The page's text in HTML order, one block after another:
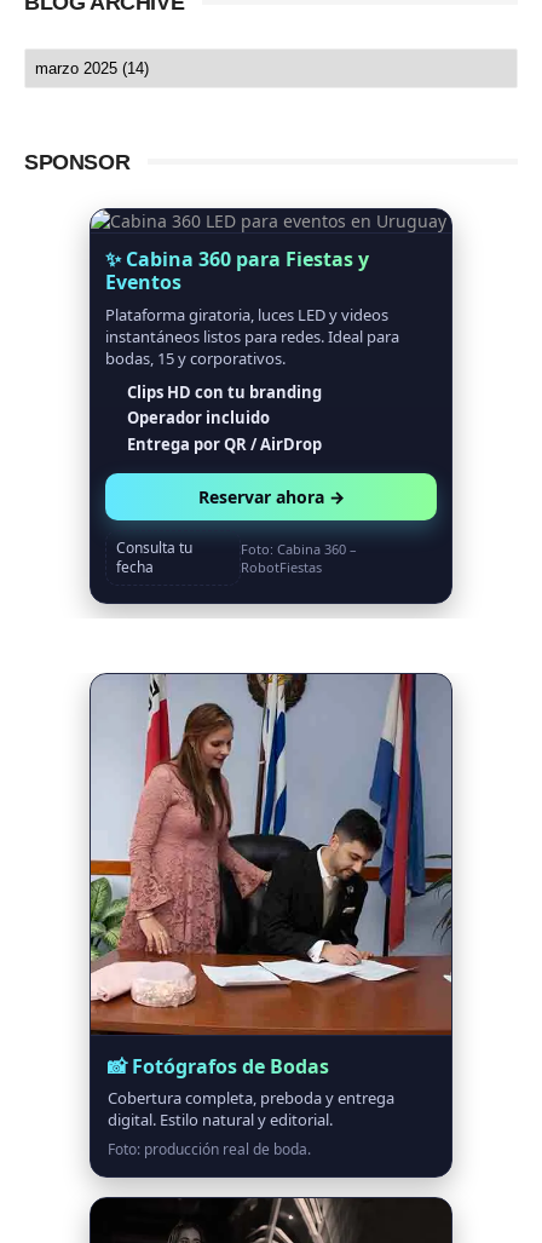
SPONSOR
✨ Cabina 360 para Fiestas y
Eventos
Plataforma giratoria, luces LED y videos
instantáneos listos para redes. Ideal para
bodas, 15 y corporativos.
Clips HD con tu branding
Operador incluido
Entrega por QR / AirDrop
Reservar ahora →
Consulta tu
fecha
Foto: Cabina 360 –
RobotFiestas
📸 Fotógrafos de Bodas
Cobertura completa, preboda y entrega
digital. Estilo natural y editorial.
Foto: producción real de boda.